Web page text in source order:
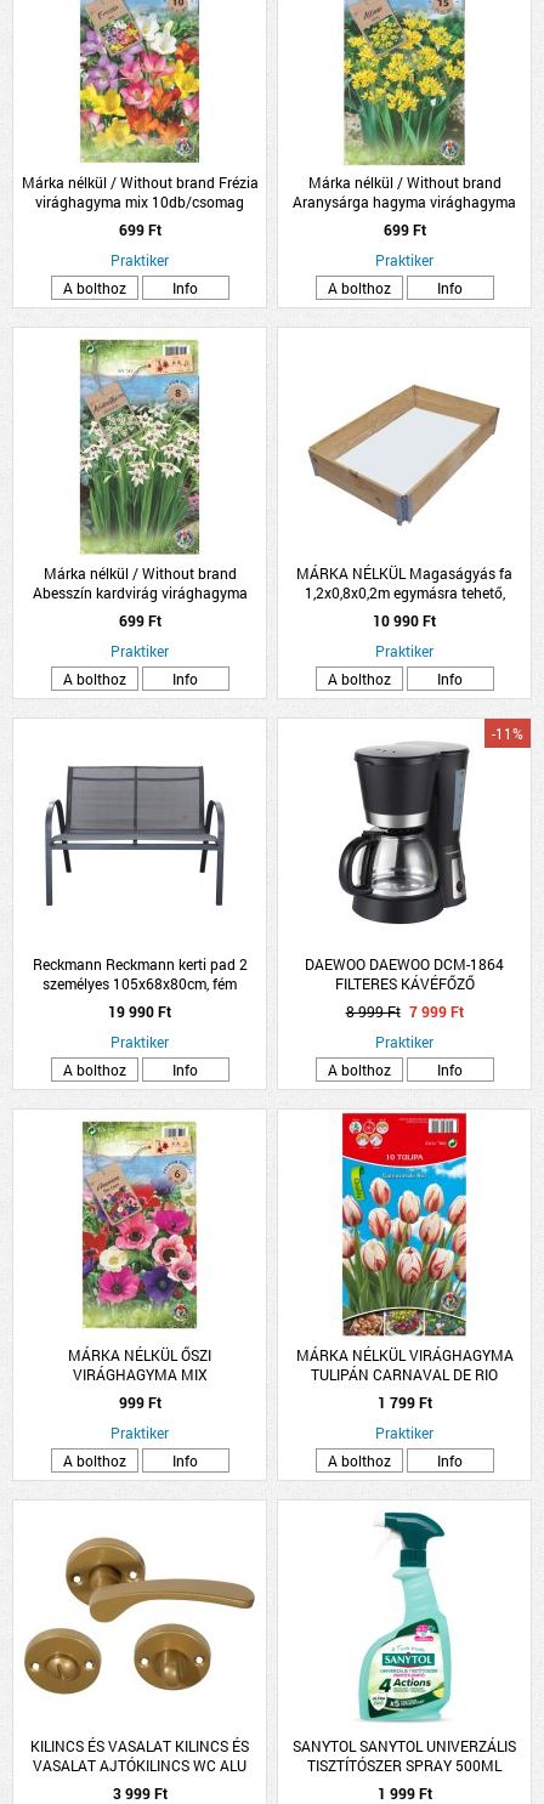
Márka nélkül / Without brand Frézia
virághagyma mix 10db/csomag
699 Ft
Praktiker
A bolthoz
Info
Márka nélkül / Without brand
Aranysárga hagyma virághagyma
'Molly' 15db/csomag
699 Ft
Praktiker
A bolthoz
Info
Márka nélkül / Without brand
Abesszín kardvirág virághagyma
8db/csomag fehér
699 Ft
Praktiker
A bolthoz
Info
MÁRKA NÉLKÜL Magaságyás fa
1,2x0,8x0,2m egymásra tehető,
összecsukható
10 990 Ft
Praktiker
A bolthoz
Info
Reckmann Reckmann kerti pad 2
személyes 105x68x80cm, fém
19 990 Ft
Praktiker
A bolthoz
Info
DAEWOO DAEWOO DCM-1864
FILTERES KÁVÉFŐZŐ
-11%
8 999 Ft 7 999 Ft
Praktiker
A bolthoz
Info
MÁRKA NÉLKÜL ŐSZI
VIRÁGHAGYMA MIX
999 Ft
Praktiker
A bolthoz
Info
MÁRKA NÉLKÜL VIRÁGHAGYMA
TULIPÁN CARNAVAL DE RIO
10DARAB/CSOMAG FEHÉR-PIROS
1 799 Ft
Praktiker
A bolthoz
Info
KILINCS ÉS VASALAT KILINCS ÉS
VASALAT AJTÓKILINCS WC ALU
ARANY LANA ROZETTÁS
3 999 Ft
SANYTOL SANYTOL UNIVERZÁLIS
TISZTÍTÓSZER SPRAY 500ML
1 999 Ft